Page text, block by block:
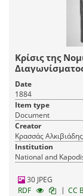
Κρίσις της
Ρωμαίοις και
Μαΐου 1884
Κοσμήτορος
Date
1884
Item type
Document
Creator
Κρασσάς Αλκιβιάδης
Institution
National and
30 JPEG
RDF
| CC